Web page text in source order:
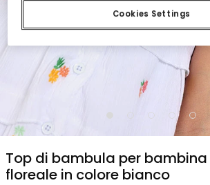
1 3 4 5
Top di bambula per
floreale in colore bianco
Cookies Settings